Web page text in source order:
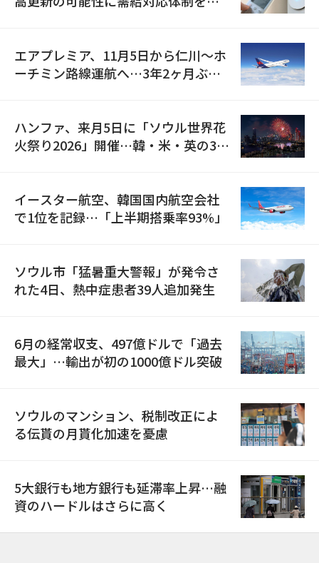
エアプレミア、11月5日から仁川〜ホ
ーチミン路線運航へ…3年2ヶ月ぶり
ハンファ、来月5日に「ソウル世界花
火祭り2026」開催…韓・米・英の3カ
イースター航空、韓国国内航空会社
で1位を記録…「上半期搭乗率93%」
ソウル市「猛暑重大警報」が発令さ
れた4日、熱中症患者39人追加発生
6月の経常収支、497億ドルで「過去
最大」…輸出が初の1000億ドル突破
ソウルのマンション、税制改正によ
る伝貰の月貰化加速を憂慮
5大銀行も地方銀行も延滞率上昇…融
資のハードルはさらに高く